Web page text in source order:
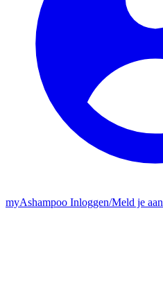
myAshampoo Inloggen/Meld je aan